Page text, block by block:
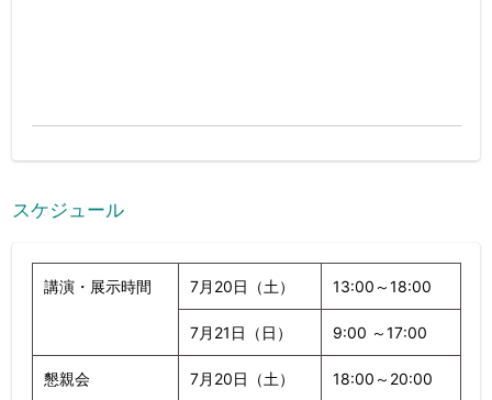
スケジュール
講演・展示時間 7月20日（土） 13:00～18:00
7月21日（日） 9:00 ～17:00
懇親会 7月20日（土） 18:00～20:00